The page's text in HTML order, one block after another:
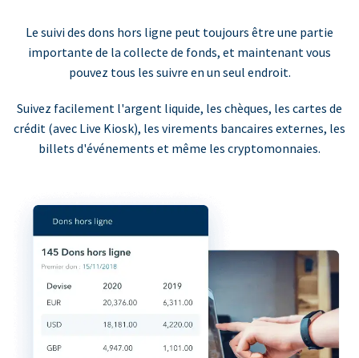
Le suivi des dons hors ligne peut toujours être une partie
importante de la collecte de fonds, et maintenant vous
pouvez tous les suivre en un seul endroit.
Suivez facilement l'argent liquide, les chèques, les cartes de
crédit (avec Live Kiosk), les virements bancaires externes, les
billets d'événements et même les cryptomonnaies.